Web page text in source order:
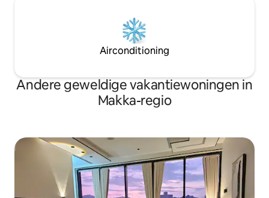
Airconditioning
Andere geweldige vakantiewoningen in
Makka-regio